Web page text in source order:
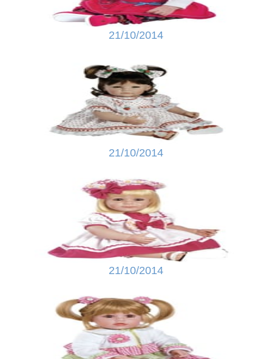
21/10/2014
21/10/2014
21/10/2014